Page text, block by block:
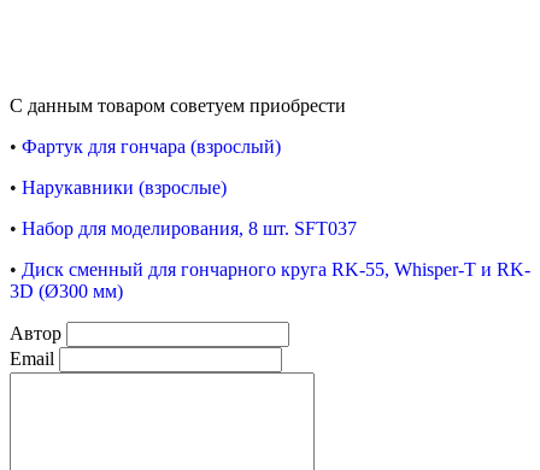
С данным товаром советуем приобрести
• Фартук для гончара (взрослый)
• Нарукавники (взрослые)
• Набор для моделирования, 8 шт. SFT037
• Диск сменный для гончарного круга RK-55, Whisper-T и RK-
3D (Ø300 мм)
Автор
Email